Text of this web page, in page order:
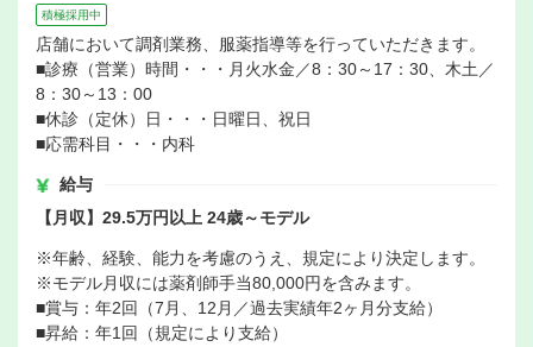
積極採用中
店舗において調剤業務、服薬指導等を行っていただきます。
■診療（営業）時間・・・月火水金／8：30～17：30、木土／
8：30～13：00
■休診（定休）日・・・日曜日、祝日
■応需科目・・・内科
給与
【月収】29.5万円以上 24歳～モデル
※年齢、経験、能力を考慮のうえ、規定により決定します。
※モデル月収には薬剤師手当80,000円を含みます。
■賞与：年2回（7月、12月／過去実績年2ヶ月分支給）
■昇給：年1回（規定により支給）